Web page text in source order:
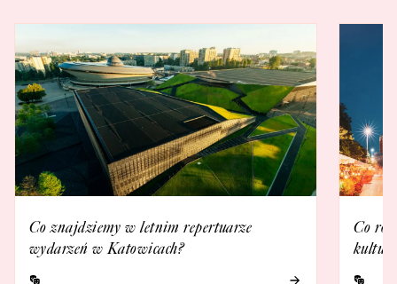
Co znajdziemy w letnim repertuarze
wydarzeń w Katowicach?
Co